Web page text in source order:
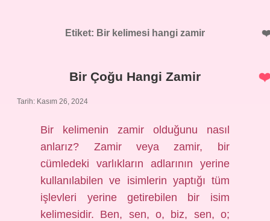
Etiket: Bir kelimesi hangi zamir
Bir Çoğu Hangi Zamir
Tarih: Kasım 26, 2024
Bir kelimenin zamir olduğunu nasıl
anlarız? Zamir veya zamir, bir
cümledeki varlıkların adlarının yerine
kullanılabilen ve isimlerin yaptığı tüm
işlevleri yerine getirebilen bir isim
kelimesidir. Ben, sen, o, biz, sen, o;